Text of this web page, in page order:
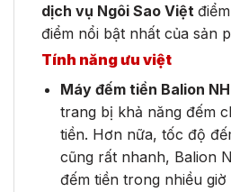
dịch vụ Ngôi Sao Việt
điểm nổi bật nhất của sản
Tính năng ưu việt
Máy đếm tiền Balion
trang bị khả năng đếm
tiền. Hơn nữa, tốc độ
cũng rất nhanh, Balion
đếm tiền trong nhiều